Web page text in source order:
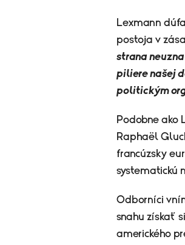
Lexmann
postoja v
strana
piliere našej
politickým
Podobne ako
Raphaël
francúzsky
systematickú
Odborníci
snahu získať
amerického